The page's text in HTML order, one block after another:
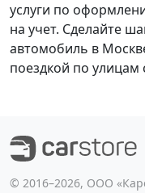
услуги по
на учет. Сделайте
автомобиль в
поездкой по
©️ 2016–2026, ООО